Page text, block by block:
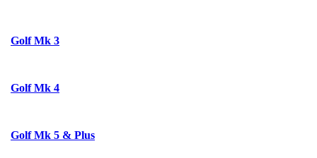
Golf Mk 3
Golf Mk 4
Golf Mk 5 & Plus